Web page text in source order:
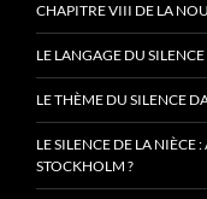
CHAPITRE VIII DE LA
LE LANGAGE DU
LE THÈME DU SILENCE
LE SILENCE DE LA
STOCKHOLM ?